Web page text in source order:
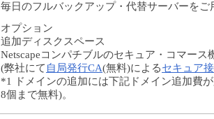
毎日のフルバックアップ・代替サーバーをご
オプション
追加ディスクスペース
Netscapeコンパチブルのセキュア・コマース
(弊社にて 自局発行CA(無料)によるセキュア
*1 ドメインの追加には下記ドメイン追加費
8個まで無料)。